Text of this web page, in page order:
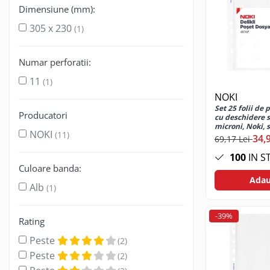
Gamepad USB
Microfoane Gaming
Mouse Pad Gaming
Tastatura Gaming
Accesorii laptop
Cooler laptop
Accesorii monitoare
Suporturi monitoare
Accesorii SIM
Adaptoare smartphone
Cabluri iPhone
Cabluri microUSB
Dimensiune (mm):
305 x 230 (1)
Numar perforatii:
11 (1)
Producatori
NOKI (11)
Culoare banda:
Alb (1)
Rating
Peste (2)
Peste (2)
NOKI
Set 25 folii de
cu deschidere
microni, Noki,
peel
69,17 Lei
100 IN
-39%